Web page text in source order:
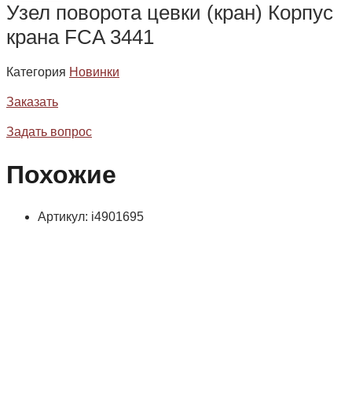
Узел поворота цевки (кран) Корпус
крана FCA 3441
Категория Новинки
Заказать
Задать вопрос
Похожие
Артикул: i4901695